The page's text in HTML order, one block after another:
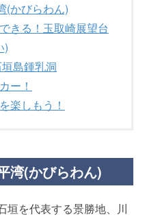
(かびらわん)
きる！玉取崎展望台
)
島鍾乳洞
ー！
楽しもう！
湾(かびらわん)
垣を代表する景勝地、川